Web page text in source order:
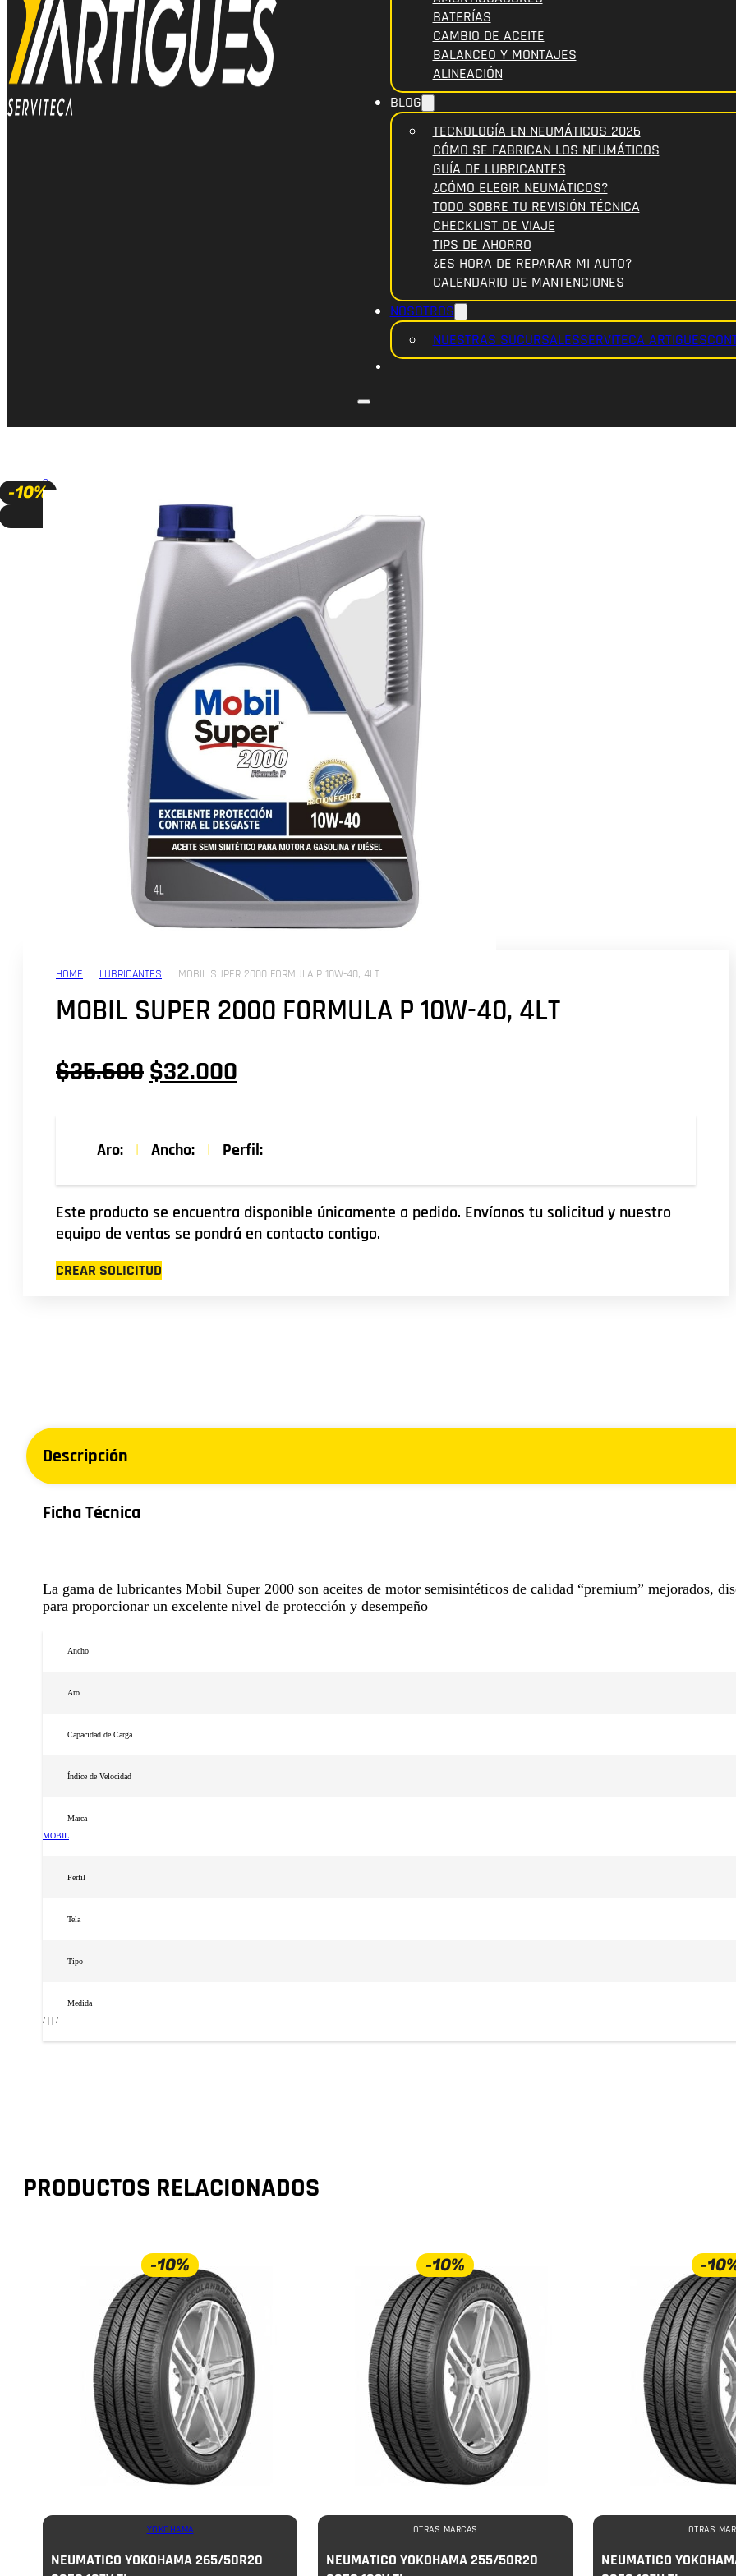
BATERÍAS
CAMBIO DE ACEITE
BALANCEO Y MONTAJES
ALINEACIÓN
BLOG
TECNOLOGÍA EN NEUMÁTICOS 2026
CÓMO SE FABRICAN LOS NEUMÁTICOS
GUÍA DE LUBRICANTES
¿CÓMO ELEGIR NEUMÁTICOS?
TODO SOBRE TU REVISIÓN TÉCNICA
CHECKLIST DE VIAJE
TIPS DE AHORRO
¿ES HORA DE REPARAR MI AUTO?
CALENDARIO DE MANTENCIONES
NOSOTROS
NUESTRAS SUCURSALESSERVITECA ARTIGUES
-10%
A PEDIDO
🔍
HOME LUBRICANTES MOBIL SUPER 2000 FORMULA P 10W-40, 4LT
MOBIL SUPER 2000 FORMULA P 10W-40, 4LT
$35.600El
original
$35.600.
$32.000
actual
$32.000.
Aro: | Ancho: | Perfil:
Este producto se encuentra disponible únicamente a pedido. Envíanos tu solicitud y nuestro
equipo de ventas se pondrá en contacto contigo.
CREAR SOLICITUD
Descripción
Ficha Técnica
La gama de lubricantes Mobil Super 2000 son aceites de motor semisintéticos de calidad “premium” mejorados,
para proporcionar un excelente nivel de protección y desempeño
Ancho
Aro
Capacidad de Carga
Índice de Velocidad
Marca
MOBIL
Perfil
Tela
Tipo
Medida
/ | | /
PRODUCTOS RELACIONADOS
-10%
YOKOHAMA
NEUMATICO YOKOHAMA 265/50R20
-10%
OTRAS MARCAS
NEUMATICO YOKOHAMA 255/50R20
-
OTRAS
NEUMATICO